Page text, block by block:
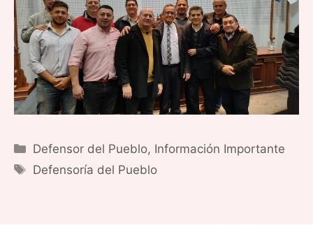
Categorías
Defensor del Pueblo, Información Importante
Etiquetas
Defensoría del Pueblo